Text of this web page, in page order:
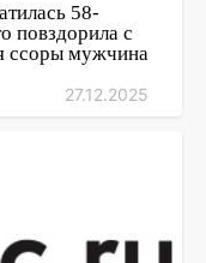
58-
повздорила с
ссоры мужчина
27.12.2025